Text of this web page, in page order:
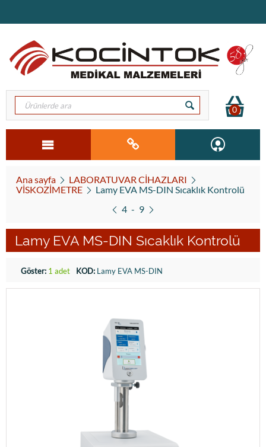
0
Ana sayfa
LABORATUVAR CİHAZLARI
VİSKOZİMETRE
Lamy EVA MS-DIN Sıcaklık Kontrolü
4 - 9
Lamy EVA MS-DIN Sıcaklık Kontrolü
Göster: 1 adet KOD: Lamy EVA MS-DIN